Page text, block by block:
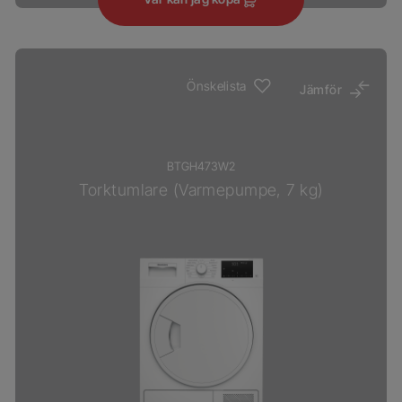
Önskelista Jämför
BTGH473W2
Torktumlare (Varmepumpe, 7 kg)